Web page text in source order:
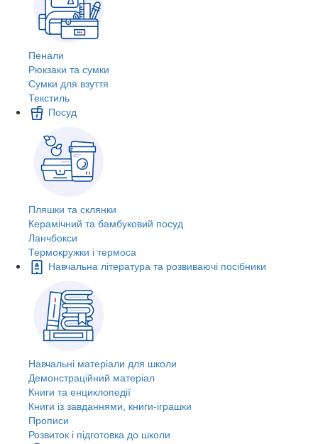
Пенали
Рюкзаки та сумки
Сумки для взуття
Текстиль
Посуд
Пляшки та склянки
Керамічний та бамбуковий посуд
Ланчбокси
Термокружки і термоса
Навчальна література та розвиваючі посібники
Навчальні матеріали для школи
Демонстраційний матеріал
Книги та енциклопедії
Книги із завданнями, книги-іграшки
Прописи
Розвиток і підготовка до школи